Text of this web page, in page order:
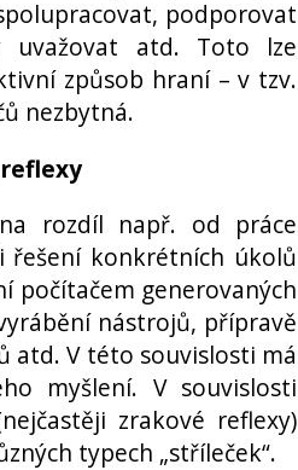
podporovat
uvažovat atd. Toto lze
způsob hraní – v tzv.
nezbytná.
rozdíl např. od práce
řešení konkrétních úkolů
počítačem generovaných
nástrojů, přípravě
atd. V této souvislosti má
myšlení. V souvislosti
zrakové reflexy)
typech „stříleček“.